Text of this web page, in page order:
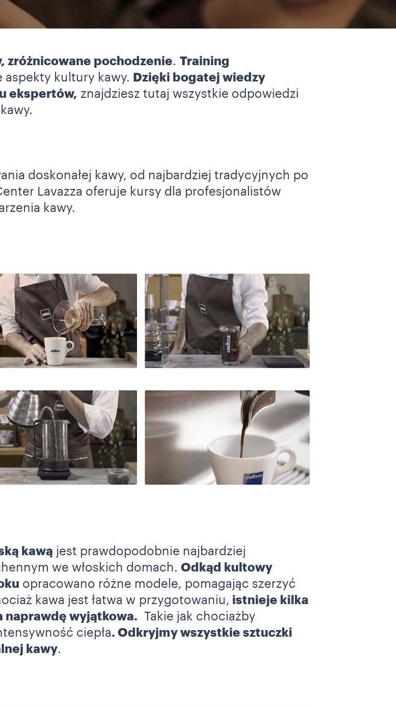
zróżnicowane pochodzenie. Training
aspekty kultury kawy. Dzięki bogatej wiedzy
ekspertów, znajdziesz tutaj wszystkie odpowiedzi
doskonałej kawy, od najbardziej tradycyjnych po
Lavazza oferuje kursy dla profesjonalistów
kawy.
kawą jest prawdopodobnie najbardziej
we włoskich domach. Odkąd kultowy
opracowano różne modele, pomagając szerzyć
kawa jest łatwa w przygotowaniu, istnieje kilka
naprawdę wyjątkowa. Takie jak chociażby
ciepła. Odkryjmy wszystkie sztuczki
kawy.